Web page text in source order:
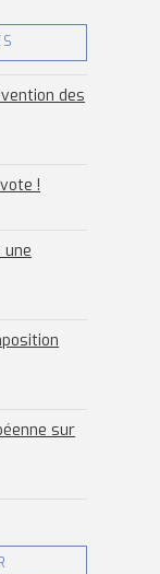
des
!
une
sur